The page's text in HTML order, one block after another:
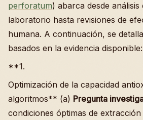
perforatum) abarca desde análisis
laboratorio hasta revisiones de
humana. A continuación, se
basados en la evidencia disponible:
**1.
Optimización de la capacidad
algoritmos** (a) Pregunta
condiciones óptimas de